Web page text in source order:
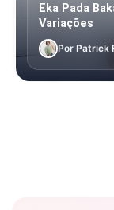
Eka Pada
Variações
Por Patrick